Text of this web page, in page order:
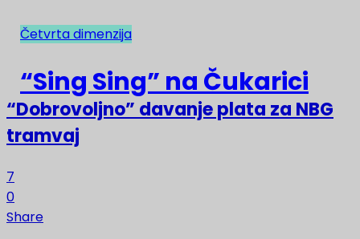
NAJNOVIJE
“Dobrovoljno” davanje plata za NBG
tramvaj
7
0
Share
Četvrta dimenzija
“Sing Sing” na Čukarici